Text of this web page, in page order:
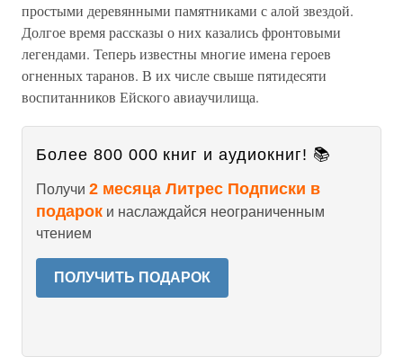
простыми деревянными памятниками с алой звездой.
Долгое время рассказы о них казались фронтовыми
легендами. Теперь известны многие имена героев
огненных таранов. В их числе свыше пятидесяти
воспитанников Ейского авиаучилища.
Более 800 000 книг и аудиокниг! 📚
Получи 2 месяца Литрес Подписки в
подарок и наслаждайся неограниченным
чтением
ПОЛУЧИТЬ ПОДАРОК